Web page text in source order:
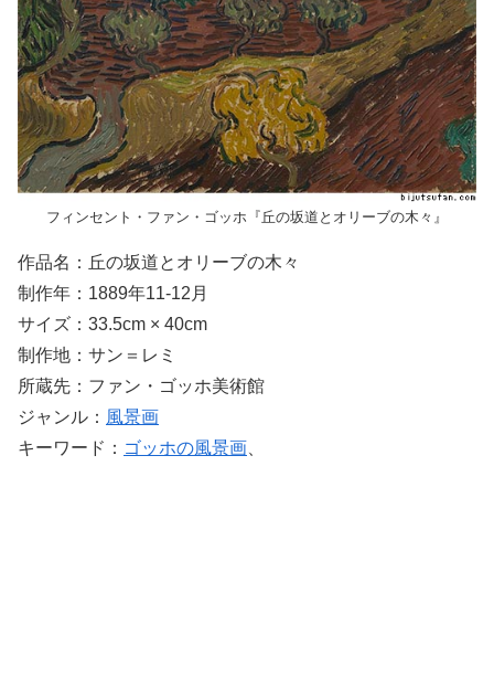
フィンセント・ファン・ゴッホ『丘の坂道とオリーブの木々』
作品名：丘の坂道とオリーブの木々
制作年：1889年11-12月
サイズ：33.5cm × 40cm
制作地：サン＝レミ
所蔵先：ファン・ゴッホ美術館
ジャンル： 風景画
キーワード： ゴッホの風景画